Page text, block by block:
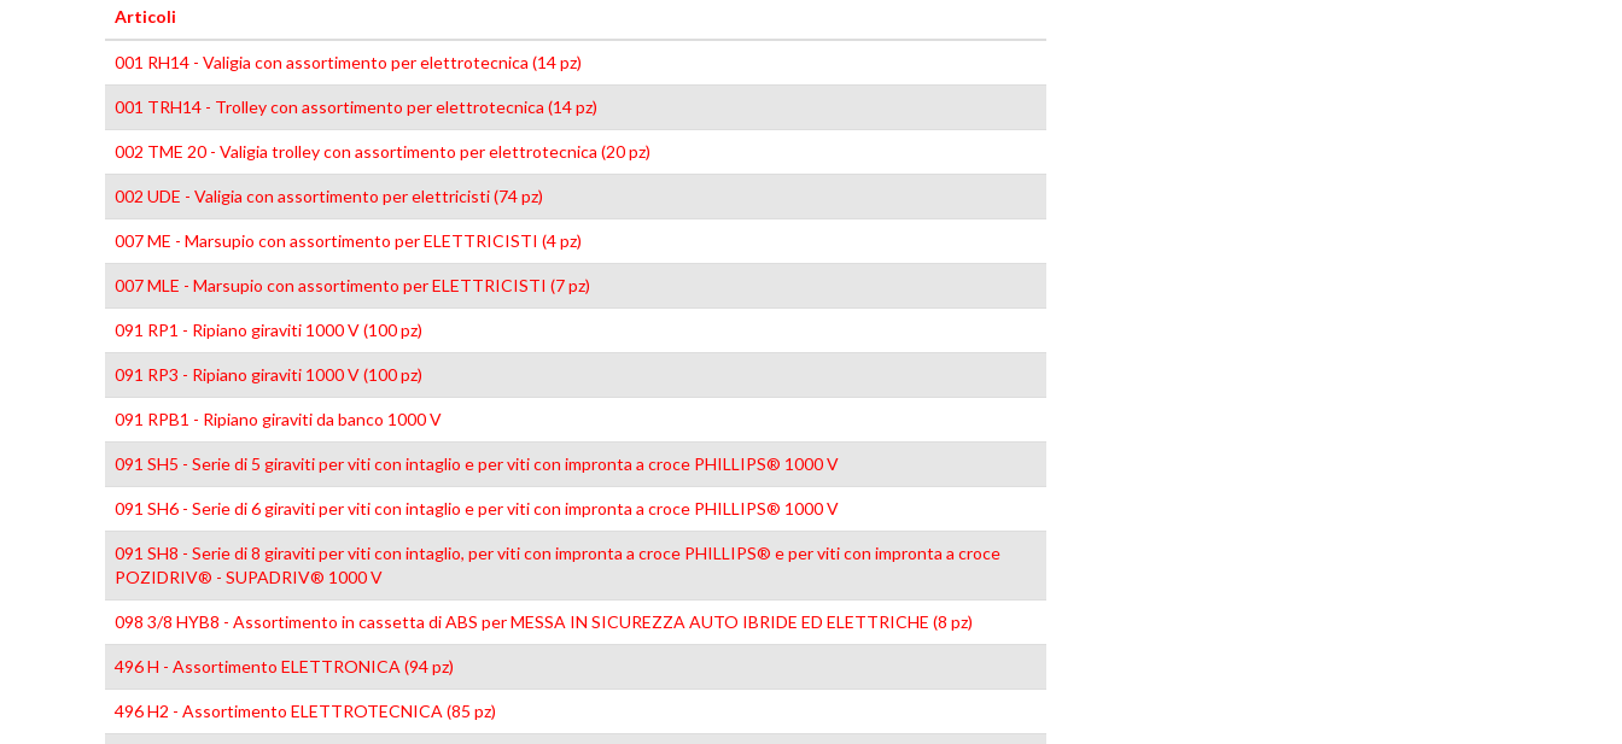
Articoli
001 RH14 - Valigia con assortimento per elettrotecnica (14 pz)
001 TRH14 - Trolley con assortimento per elettrotecnica (14 pz)
002 TME 20 - Valigia trolley con assortimento per elettrotecnica (20 pz)
002 UDE - Valigia con assortimento per elettricisti (74 pz)
007 ME - Marsupio con assortimento per ELETTRICISTI (4 pz)
007 MLE - Marsupio con assortimento per ELETTRICISTI (7 pz)
091 RP1 - Ripiano giraviti 1000 V (100 pz)
091 RP3 - Ripiano giraviti 1000 V (100 pz)
091 RPB1 - Ripiano giraviti da banco 1000 V
091 SH5 - Serie di 5 giraviti per viti con intaglio e per viti con impronta a croce PHILLIPS® 1000 V
091 SH6 - Serie di 6 giraviti per viti con intaglio e per viti con impronta a croce PHILLIPS® 1000 V
091 SH8 - Serie di 8 giraviti per viti con intaglio, per viti con impronta a croce PHILLIPS® e per viti con impronta a croce
POZIDRIV® - SUPADRIV® 1000 V
098 3/8 HYB8 - Assortimento in cassetta di ABS per MESSA IN SICUREZZA AUTO IBRIDE ED ELETTRICHE (8 pz)
496 H - Assortimento ELETTRONICA (94 pz)
496 H2 - Assortimento ELETTROTECNICA (85 pz)